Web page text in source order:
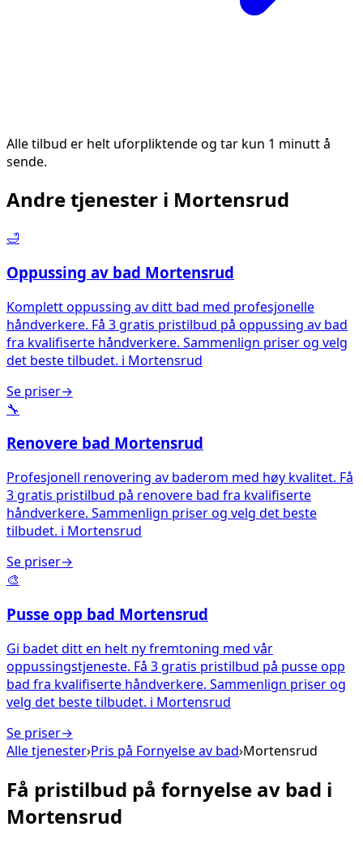
Alle tilbud er helt uforpliktende og tar kun 1 minutt å
sende.
Andre tjenester i Mortensrud
🛁
Oppussing av bad Mortensrud
Komplett oppussing av ditt bad med profesjonelle
håndverkere. Få 3 gratis pristilbud på oppussing av bad
fra kvalifiserte håndverkere. Sammenlign priser og velg
det beste tilbudet. i Mortensrud
Se priser→
🔧
Renovere bad Mortensrud
Profesjonell renovering av baderom med høy kvalitet. Få
3 gratis pristilbud på renovere bad fra kvalifiserte
håndverkere. Sammenlign priser og velg det beste
tilbudet. i Mortensrud
Se priser→
🎨
Pusse opp bad Mortensrud
Gi badet ditt en helt ny fremtoning med vår
oppussingstjeneste. Få 3 gratis pristilbud på pusse opp
bad fra kvalifiserte håndverkere. Sammenlign priser og
velg det beste tilbudet. i Mortensrud
Se priser→
Alle tjenester›Pris på Fornyelse av bad›Mortensrud
Få pristilbud på fornyelse av bad i
Mortensrud